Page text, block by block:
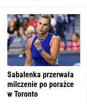
Sabalenka przerwała
milczenie po porażce
w Toronto